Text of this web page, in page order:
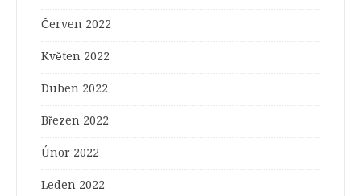
Červen 2022
Květen 2022
Duben 2022
Březen 2022
Únor 2022
Leden 2022